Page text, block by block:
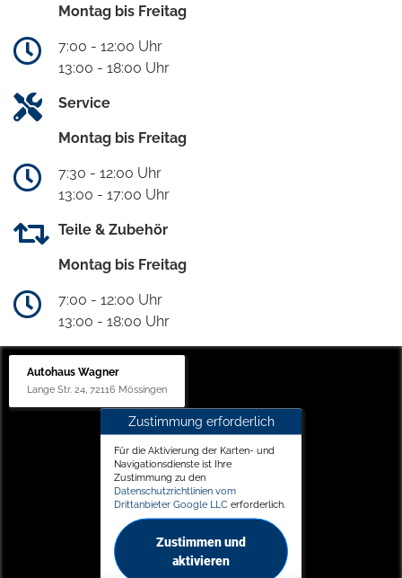
Montag bis Freitag
7:00 - 12:00 Uhr
13:00 - 18:00 Uhr
Service
Montag bis Freitag
7:30 - 12:00 Uhr
13:00 - 17:00 Uhr
Teile & Zubehör
Montag bis Freitag
7:00 - 12:00 Uhr
13:00 - 18:00 Uhr
Autohaus Wagner
Lange Str. 24, 72116 Mössingen
Zustimmung erforderlich
Für die Aktivierung der Karten- und
Navigationsdienste ist Ihre
Zustimmung zu den
Datenschutzrichtlinien vom
Drittanbieter Google LLC erforderlich.
Zustimmen und
aktivieren